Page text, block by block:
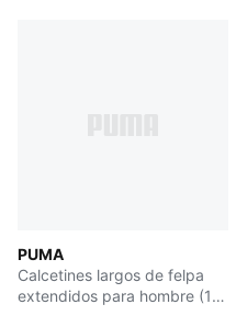
PUMA
Calcetines largos de felpa
extendidos para hombre (1